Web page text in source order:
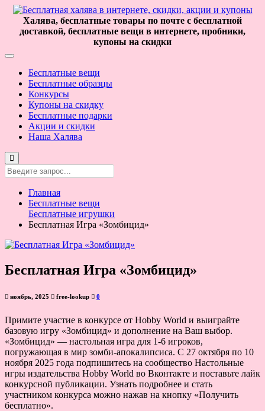
Халява, бесплатные товары по почте с бесплатной
доставкой, бесплатные вещи в интернете, пробники,
купоны на скидки
Бесплатные вещи
Бесплатные образцы
Конкурсы
Купоны на скидку
Бесплатные подарки
Акции и скидки
Наша Халява
Главная
Бесплатные вещи
Бесплатные игрушки
Бесплатная Игра «Зомбицид»
Бесплатная Игра «Зомбицид»
ноябрь, 2025 free-lookup 0
Примите участие в конкурсе от Hobby World и выиграйте
базовую игру «Зомбицид» и дополнение на Ваш выбор.
«Зомбицид» — настольная игра для 1-6 игроков,
погружающая в мир зомби-апокалипсиса. С 27 октября по 10
ноября 2025 года подпишитесь на сообщество Настольные
игры издательства Hobby World во Вконтакте и поставьте лайк
конкурсной публикации. Узнать подробнее и стать
участником конкурса можно нажав на кнопку «Получить
бесплатно».